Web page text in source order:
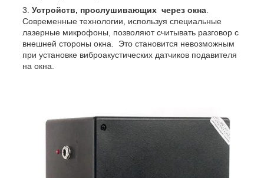
Устройств, прослушивающих через окна
Современные технологии, используя специальные
лазерные микрофоны, позволяют считывать разговор с
внешней стороны окна. Это становится невозможным
при установке виброакустических датчиков подавителя
на окна.